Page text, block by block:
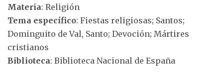
Materia: Religión
Tema específico: Fiestas religiosas; Santos;
Dominguito de Val, Santo; Devoción; Mártires
cristianos
Biblioteca: Biblioteca Nacional de España